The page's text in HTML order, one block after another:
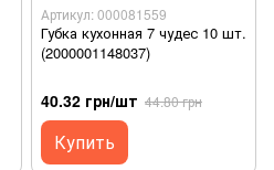
Артикул: 000081559
Губка кухонная 7 чудес 10 шт.
(2000001148037)
40.32 грн/шт 44.80 грн
Купить